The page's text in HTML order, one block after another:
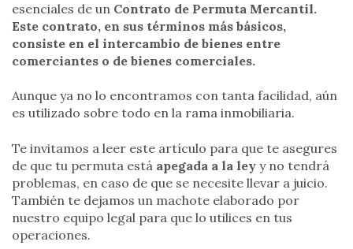
esenciales de un Contrato de Permuta Mercantil.
Este contrato, en sus términos más básicos,
consiste en el intercambio de bienes entre
comerciantes o de bienes comerciales.
Aunque ya no lo encontramos con tanta facilidad, aún
es utilizado sobre todo en la rama inmobiliaria.
Te invitamos a leer este artículo para que te asegures
de que tu permuta está apegada a la ley y no tendrá
problemas, en caso de que se necesite llevar a juicio.
También te dejamos un machote elaborado por
nuestro equipo legal para que lo utilices en tus
operaciones.